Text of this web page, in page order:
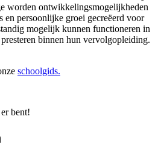
worden ontwikkelingsmogelijkheden
en persoonlijke groei gecreëerd voor
mogelijk kunnen functioneren in
binnen hun vervolgopleiding.
schoolgids.
bent!